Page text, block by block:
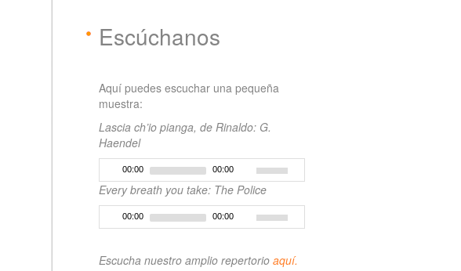
Escúchanos
Aquí puedes escuchar una pequeña
muestra:
Lascia ch’io pianga, de Rinaldo: G.
Haendel
00:00 00:00
Every breath you take: The Police
00:00 00:00
Escucha nuestro amplio repertorio aquí.